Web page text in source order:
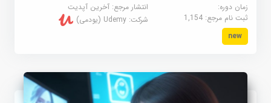
زمان دوره:
انتشار مرجع:آخرین آپدیت
ثبت نام مرجع:1,154 شرکت:Udemy (یودمی)
new